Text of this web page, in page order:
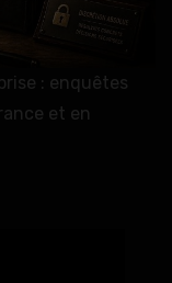
: enquêtes
et en